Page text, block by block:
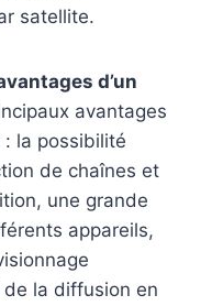
satellite.
d’un
avantages
: la possibilité
de chaînes et
une grande
appareils,
la diffusion en